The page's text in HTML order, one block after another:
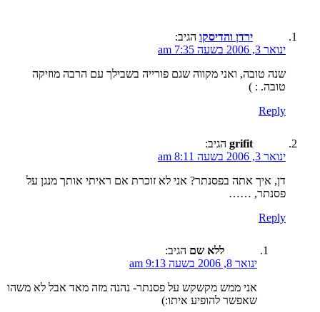
ירדן והדיסקו הגיב:
ינואר 3, 2006 בשעה 7:35 am
שנה טובה, ואני מקווה שגם פורייה בשבילך עם הרבה מוזיקה
טובה. : )
Reply
grifit הגיב:
ינואר 3, 2006 בשעה 8:11 am
דן, איך אתה בפסנתר? אני לא זוכרת אם ראיתי אותך מנגן על
פסנתר, ……
Reply
ללא שם הגיב:
ינואר 8, 2006 בשעה 9:13 am
אני ממש מקשקש על פסנתר- נהנה מזה מאד אבל לא משהו
שאפשר להופיע איתו:)